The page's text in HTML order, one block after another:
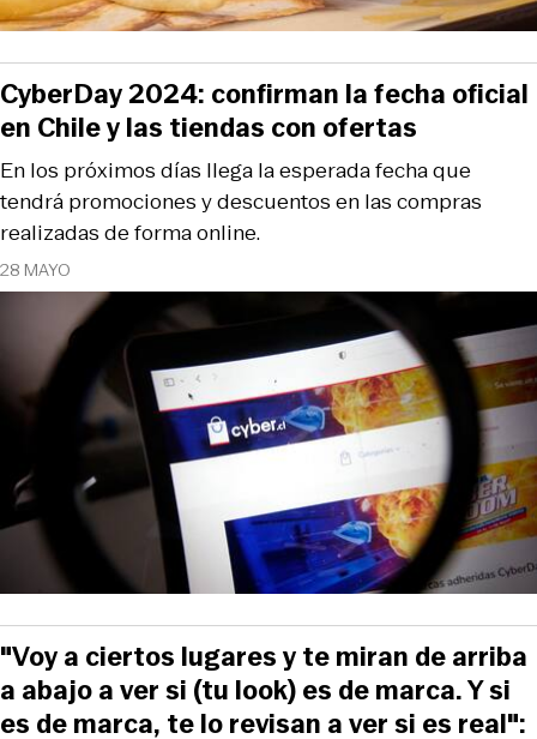
28 MAYO
En los próximos días llega la esperada fecha que
tendrá promociones y descuentos en las compras
realizadas de forma online.
CyberDay 2024: confirman la fecha oficial
en Chile y las tiendas con ofertas
"Voy a ciertos lugares y te miran de arriba
a abajo a ver si (tu look) es de marca. Y si
es de marca, te lo revisan a ver si es real":